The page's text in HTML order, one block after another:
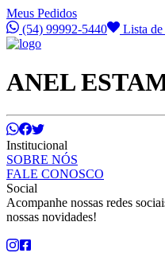
Meus Pedidos
(54) 99992-5440
Lista de
ANEL
Institucional
SOBRE NÓS
FALE CONOSCO
Social
Acompanhe nossas redes
nossas novidades!